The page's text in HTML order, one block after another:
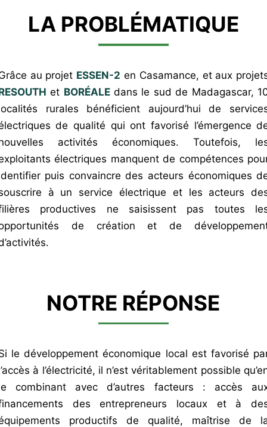
LA PROBLÉMATIQUE
au projet ESSEN-2 en Casamance, et aux
et BORÉALEdans le sud de Madagascar,
rurales bénéficient aujourd’hui de
de qualité qui ont favorisé l’émergence
activités économiques. Toutefois,
électriques manquent de compétences
puis convaincre des acteurs économiques
à un service électrique et les acteurs
productives ne saisissent pas toutes
de création et de
NOTRE RÉPONSE
le développement économique local est favorisé
à l’électricité, il n’est véritablement possible
combinant avec d’autres facteurs : accès
des entrepreneurs locaux et à
productifs de qualité, maîtrise de